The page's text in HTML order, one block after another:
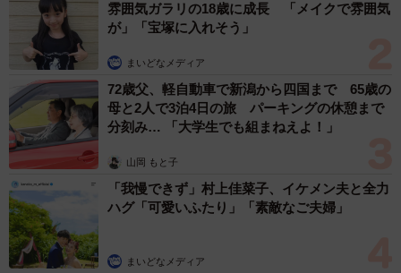
――体が大きくなったサンちゃんも遊び方が激しくなった
り。ユキちゃんから「今のは痛いよ」「やっちゃだめだ
よ」なんて、いろいろ教えてもらっているのかもしれませ
んね。そんなふたりを見られてのご感想は。
「かわいかったです。ユキの優しさも伝わってきたので、
心配になるようなことはなかったです」
雰囲気ガラリの18歳に成長 「メイクで雰囲気
が」「宝塚に入れそう」
まいどなメディア
72歳父、軽自動車で新潟から四国まで 65歳の
母と2人で3泊4日の旅 パーキングの休憩まで
分刻み… 「大学生でも組まねえよ！」
山岡 もと子
「我慢できず」村上佳菜子、イケメン夫と全力
ハグ「可愛いふたり」「素敵なご夫婦」
まいどなメディア